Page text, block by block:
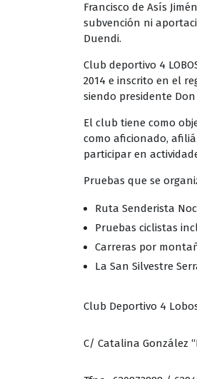
Francisco de Asís
subvención ni
Duendi.
Club deportivo 4
2014 e inscrito en el
siendo presidente Don
El club tiene como
como aficionado,
participar en
Pruebas que se
Ruta Senderista
Pruebas ciclistas
Carreras por
La San Silvestre
Club Deportivo 4
C/ Catalina González